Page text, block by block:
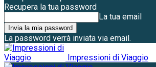
Recupera la tua password
La tua email
La password verrà inviata via email.
Impressioni di Viaggio